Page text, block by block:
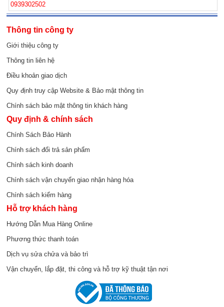
0939302502
Thông tin công ty
Giới thiệu công ty
Thông tin liên hệ
Điều khoản giao dịch
Quy định truy cập Website & Bảo mật thông tin
Chính sách bảo mật thông tin khách hàng
Quy định & chính sách
Chính Sách Bảo Hành
Chính sách đổi trả sản phẩm
Chính sách kinh doanh
Chính sách vận chuyển giao nhận hàng hóa
Chính sách kiểm hàng
Hỗ trợ khách hàng
Hướng Dẫn Mua Hàng Online
Phương thức thanh toán
Dịch vụ sửa chửa và bảo trì
Vận chuyển, lắp đặt, thi công và hỗ trợ kỹ thuật tận nơi